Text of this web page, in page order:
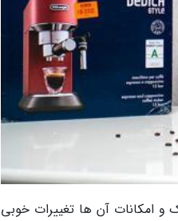
باشد، اما سبک و امکانات آن ها تغییرات خوبی